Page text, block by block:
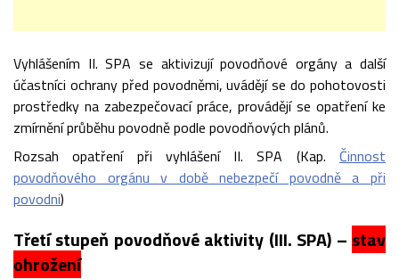
Vyhlášením II. SPA se aktivizují povodňové orgány a další
účastníci ochrany před povodněmi, uvádějí se do pohotovosti
prostředky na zabezpečovací práce, provádějí se opatření ke
zmírnění průběhu povodně podle povodňových plánů.
Rozsah opatření při vyhlášení II. SPA (Kap. Činnost
povodňového orgánu v době nebezpečí povodně a při
povodni)
Třetí stupeň povodňové aktivity (III. SPA) – stav
ohrožení